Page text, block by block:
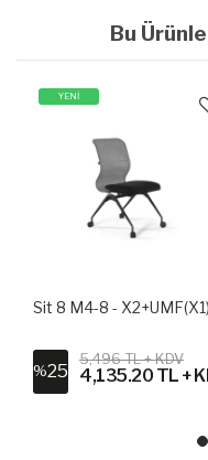
Bu
YENİ
Sit 8 M4-8 - X2+UMF(X1)
%25
5,496 TL + KDV
4,135.20 TL +